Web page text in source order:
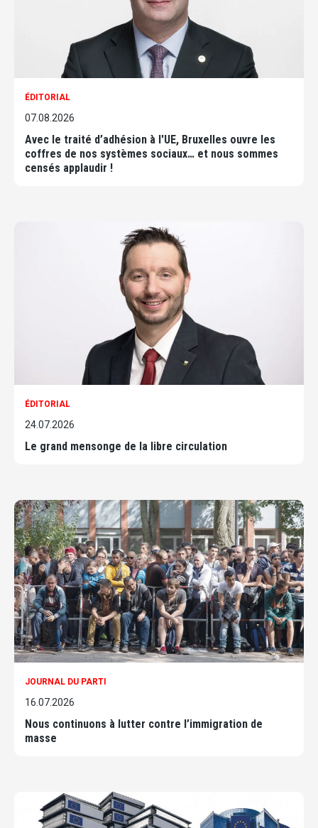
ÉDITORIAL
07.08.2026
Avec le traité d’adhésion à l'UE, Bruxelles ouvre les
coffres de nos systèmes sociaux… et nous sommes
censés applaudir !
ÉDITORIAL
24.07.2026
Le grand mensonge de la libre circulation
JOURNAL DU PARTI
16.07.2026
Nous continuons à lutter contre l’immigration de
masse